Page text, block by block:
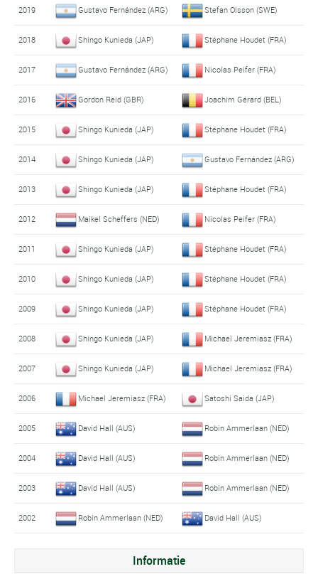
2019 Gustavo Fernández (ARG) Stefan Olsson (SWE)
2018 Shingo Kunieda (JAP) Stéphane Houdet (FRA)
2017 Gustavo Fernández (ARG) Nicolas Peifer (FRA)
2016 Gordon Reid (GBR) Joachim Gérard (BEL)
2015 Shingo Kunieda (JAP) Stéphane Houdet (FRA)
2014 Shingo Kunieda (JAP) Gustavo Fernández (ARG)
2013 Shingo Kunieda (JAP) Stéphane Houdet (FRA)
2012 Maikel Scheffers (NED) Nicolas Peifer (FRA)
2011 Shingo Kunieda (JAP) Stéphane Houdet (FRA)
2010 Shingo Kunieda (JAP) Stéphane Houdet (FRA)
2009 Shingo Kunieda (JAP) Stéphane Houdet (FRA)
2008 Shingo Kunieda (JAP) Michael Jeremiasz (FRA)
2007 Shingo Kunieda (JAP) Michael Jeremiasz (FRA)
2006 Michael Jeremiasz (FRA) Satoshi Saida (JAP)
2005 David Hall (AUS) Robin Ammerlaan (NED)
2004 David Hall (AUS) Robin Ammerlaan (NED)
2003 David Hall (AUS) Robin Ammerlaan (NED)
2002 Robin Ammerlaan (NED) David Hall (AUS)
Informatie